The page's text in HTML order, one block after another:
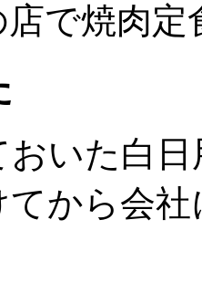
で焼肉定
おいた白
てから会